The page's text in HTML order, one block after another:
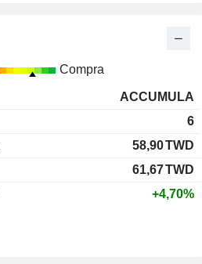
Compra
ACCUMULA
6
58,90TWD
61,67TWD
+4,70%